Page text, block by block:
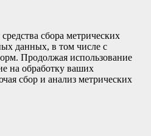
сбора метрических
данных, в том числе с
Продолжая использование
на обработку ваших
сбор и анализ метрических